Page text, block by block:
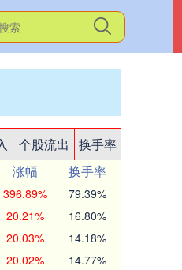
个股流出
换手率
涨幅
换手率
396.89% 79.39%
20.21% 16.80%
20.03% 14.18%
20.02% 14.77%